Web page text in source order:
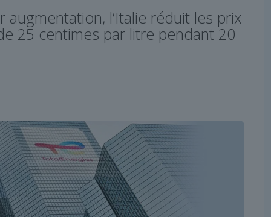
augmentation, l’Italie réduit les prix
25 centimes par litre pendant 20